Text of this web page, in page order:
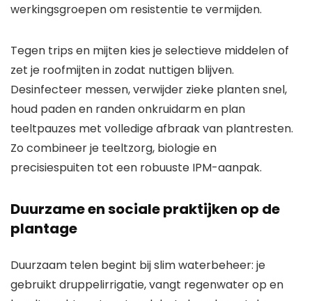
werkingsgroepen om resistentie te vermijden.
Tegen trips en mijten kies je selectieve middelen of
zet je roofmijten in zodat nuttigen blijven.
Desinfecteer messen, verwijder zieke planten snel,
houd paden en randen onkruidarm en plan
teeltpauzes met volledige afbraak van plantresten.
Zo combineer je teeltzorg, biologie en
precisiespuiten tot een robuuste IPM-aanpak.
Duurzame en sociale praktijken op de
plantage
Duurzaam telen begint bij slim waterbeheer: je
gebruikt druppelirrigatie, vangt regenwater op en